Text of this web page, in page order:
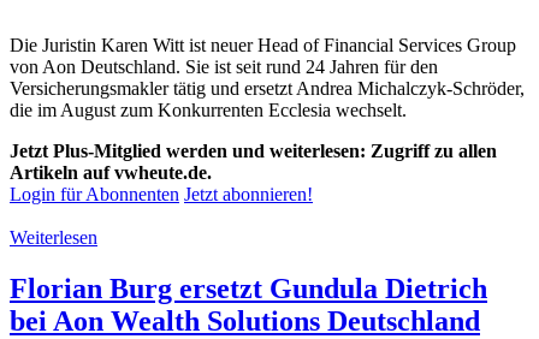
Die Juristin Karen Witt ist neuer Head of Financial Services Group
von Aon Deutschland. Sie ist seit rund 24 Jahren für den
Versicherungsmakler tätig und ersetzt Andrea Michalczyk-Schröder,
die im August zum Konkurrenten Ecclesia wechselt.
Jetzt Plus-Mitglied werden und weiterlesen: Zugriff zu allen
Artikeln auf vwheute.de.
Login für Abonnenten Jetzt abonnieren!
Weiterlesen
Florian Burg ersetzt Gundula Dietrich
bei Aon Wealth Solutions Deutschland